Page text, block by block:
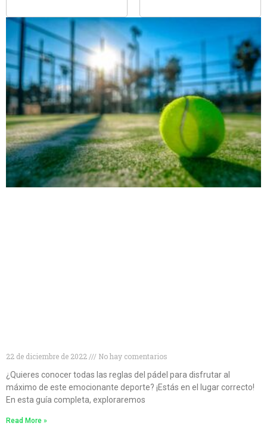
22 de diciembre de 2022
No hay comentarios
¿Quieres conocer todas las reglas del pádel para disfrutar al
máximo de este emocionante deporte? ¡Estás en el lugar correcto!
En esta guía completa, exploraremos
Read More »